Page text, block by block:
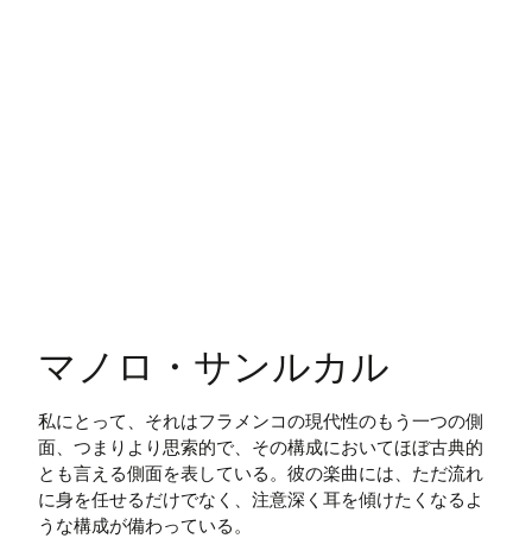
マノロ・サンルカル
私にとって、それはフラメンコの現代性のもう一つの側
面、つまりより思索的で、その構成においてほぼ古典的
とも言える側面を表している。彼の楽曲には、ただ流れ
に身を任せるだけでなく、注意深く耳を傾けたくなるよ
うな構成が備わっている。